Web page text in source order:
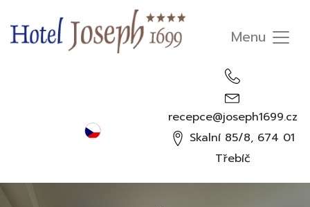
Čeština
Deutsch
recepce@joseph1699.cz
Skalní 85/8, 674 01
Třebíč